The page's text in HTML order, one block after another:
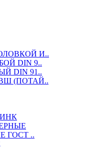
И..
DIN 9..
DIN 91..
(ПОТАЙ..
ГОСТ ..